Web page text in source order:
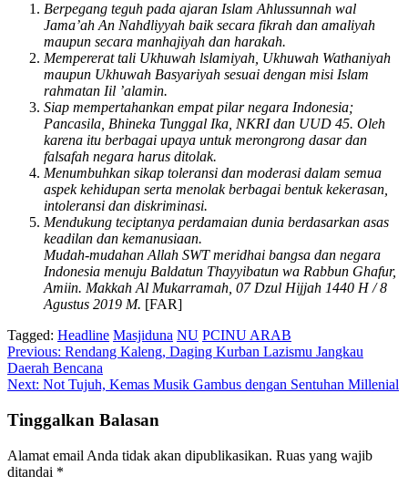
Berpegang teguh pada ajaran Islam Ahlussunnah wal
Jama’ah An Nahdliyyah baik secara fikrah dan amaliyah
maupun secara manhajiyah dan harakah.
Mempererat tali Ukhuwah lslamiyah, Ukhuwah Wathaniyah
maupun Ukhuwah Basyariyah sesuai dengan misi Islam
rahmatan Iil ’alamin.
Siap mempertahankan empat pilar negara Indonesia;
Pancasila, Bhineka Tunggal Ika, NKRI dan UUD 45. Oleh
karena itu berbagai upaya untuk merongrong dasar dan
falsafah negara harus ditolak.
Menumbuhkan sikap toleransi dan moderasi dalam semua
aspek kehidupan serta menolak berbagai bentuk kekerasan,
intoleransi dan diskriminasi.
Mendukung teciptanya perdamaian dunia berdasarkan asas
keadilan dan kemanusiaan.
Mudah-mudahan Allah SWT meridhai bangsa dan negara
Indonesia menuju Baldatun Thayyibatun wa Rabbun Ghafur,
Amiin. Makkah Al Mukarramah, 07 Dzul Hijjah 1440 H / 8
Agustus 2019 M. [FAR]
Tagged: Headline Masjiduna NU PCINU ARAB
Navigasi
pos
Previous: Rendang Kaleng, Daging Kurban Lazismu Jangkau
Daerah Bencana
Next: Not Tujuh, Kemas Musik Gambus dengan Sentuhan Millenial
Tinggalkan Balasan
Alamat email Anda tidak akan dipublikasikan. Ruas yang wajib
ditandai *